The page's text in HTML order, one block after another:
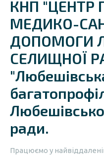
КНП "ЦЕНТР
МЕДИКО-
ДОПОМОГИ
СЕЛИЩНОЇ
ради.
Працюємо у